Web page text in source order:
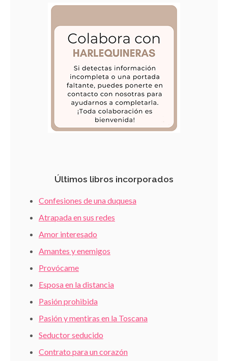
Últimos libros incorporados
Confesiones de una duquesa
Atrapada en sus redes
Amor interesado
Amantes y enemigos
Provócame
Esposa en la distancia
Pasión prohibida
Pasión y mentiras en la Toscana
Seductor seducido
Contrato para un corazón